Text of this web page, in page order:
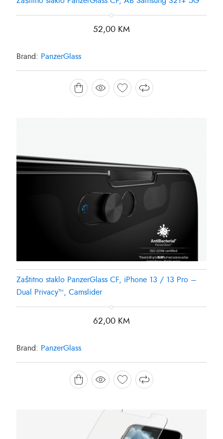
52,00 KM
Brand: PanzerGlass
Zaštitno staklo PanzerGlass CF, iPhone 13 / 13 Pro –
Dual Privacy™, Camslider
62,00 KM
Brand: PanzerGlass